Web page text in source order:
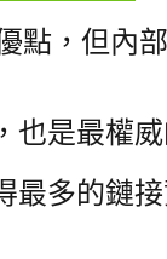
點，但內
是最權威
多的鏈接